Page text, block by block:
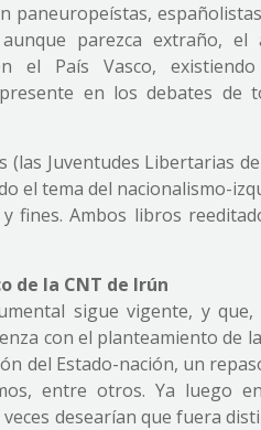
paneuropeístas,
parezca extraño, el
el País Vasco,
en los debates de
Juventudes Libertarias
el tema del nacionalismo-
fines. Ambos libros
de la CNT de Irún
sigue vigente, y que,
con el planteamiento de
del Estado-nación, un
entre otros. Ya luego
desearían que fuera